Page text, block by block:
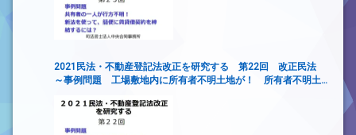
2021民法・不動産登記法改正を研究する 第22回 改正民法
～事例問題 工場敷地内に所有者不明土地が！ 所有者不明土